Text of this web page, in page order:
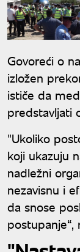
Govoreći o
izložen
ističe da
predstavljati
"Ukoliko
koji ukazuju
nadležni
nezavisnu i
da snose
postupanje“,